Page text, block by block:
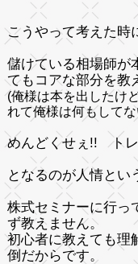
こうやって考えた
儲けている相場師
てもコアな部分を教
(俺様は本を出したけ
れて俺様は何もして
めんどくせぇ!! ト
となるのが人情とい
株式セミナーに行っ
ず教えません。
初心者に教えても理
倒だからです。